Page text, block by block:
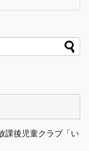
課後児童クラブ「い